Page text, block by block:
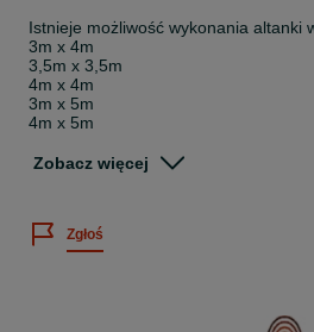
Istnieje możliwość wykonania altanki
3m x 4m
3,5m x 3,5m
4m x 4m
3m x 5m
4m x 5m
i inne..
- altana wykonana z drewna
- słupy nośne 9cm x 9cm
- dach pokryty gontem bitumicznym
Zobacz więcej
Zgłoś